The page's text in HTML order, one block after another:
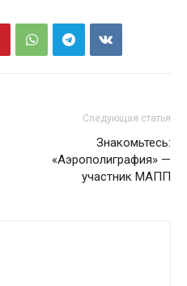
Следующая статья
Знакомьтесь:
«Аэрополиграфия» —
участник МАПП